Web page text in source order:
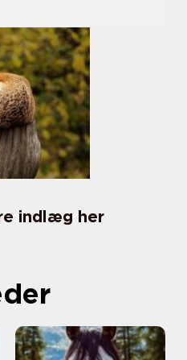
indlæg her